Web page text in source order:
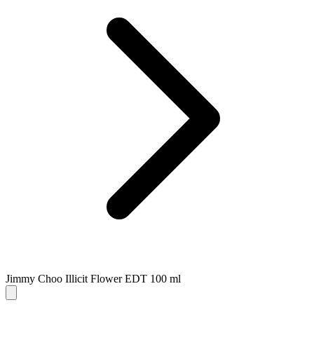
Jimmy Choo Illicit Flower EDT 100 ml